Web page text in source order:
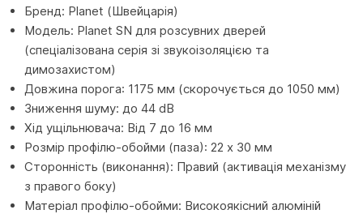
Бренд: Planet (Швейцарія)
Модель: Planet SN для розсувних дверей
(спеціалізована серія зі звукоізоляцією та
димозахистом)
Довжина порога: 1175 мм (скорочується до 1050 мм)
Зниження шуму: до 44 dB
Хід ущільнювача: Від 7 до 16 мм
Розмір профілю-обойми (паза): 22 x 30 мм
Сторонність (виконання): Правий (активація механізму
з правого боку)
Матеріал профілю-обойми: Високоякісний алюміній